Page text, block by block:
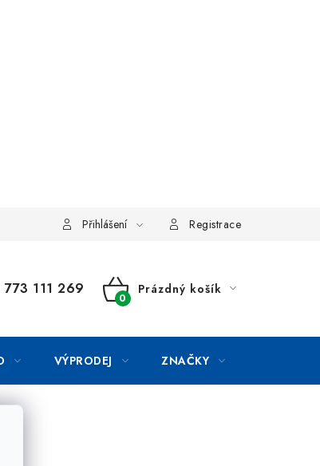
Přihlášení Registrace
111 269
NÁKUPNÍ
Prázdný košík
VÝPRODEJ ZNAČKY